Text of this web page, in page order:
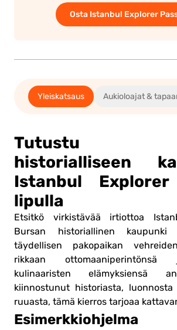
Osta Istanbul Explorer
Yleiskatsaus Aukioloajat &
Tutustu
historialliseen
Istanbul
lipulla
Etsitkö virkistävää irtiottoa
Bursan historiallinen kaupunki
täydellisen pakopaikan
rikkaan
kulinaaristen elämyksiensä
kiinnostunut historiasta, luonnosta
ruuasta, tämä kierros tarjoaa
Esimerkkiohjelma